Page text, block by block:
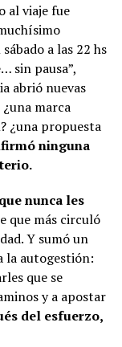
al viaje fue
a las 22 hs
sin pausa”,
abrió nuevas
marca
¿una propuesta
ninguna
nunca les
que más circuló
Y sumó un
la autogestión:
que se
y a apostar
del esfuerzo,